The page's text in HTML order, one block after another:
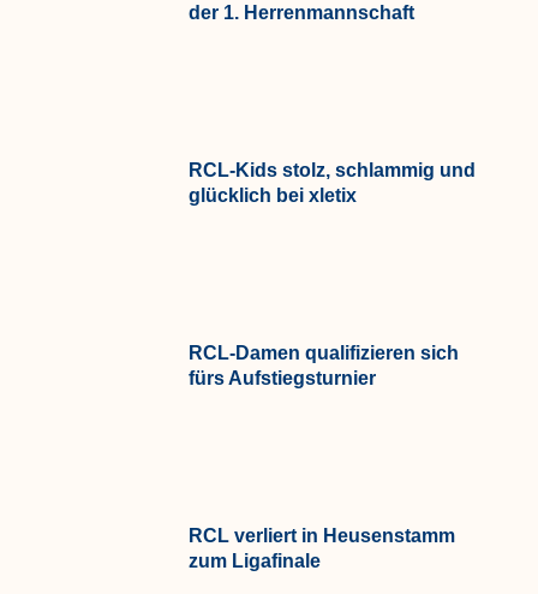
der 1. Herrenmannschaft
RCL-Kids stolz, schlammig und
glücklich bei xletix
RCL-Damen qualifizieren sich
fürs Aufstiegsturnier
RCL verliert in Heusenstamm
zum Ligafinale